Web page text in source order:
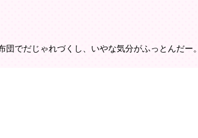
でだじゃれづくし、いやな気分がふっとんだー。